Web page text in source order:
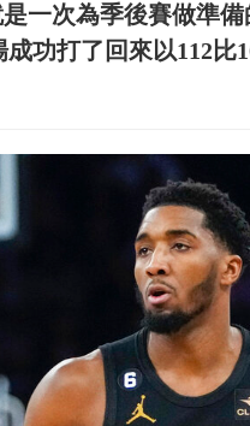
一次為季後賽做準
功打了回來以112